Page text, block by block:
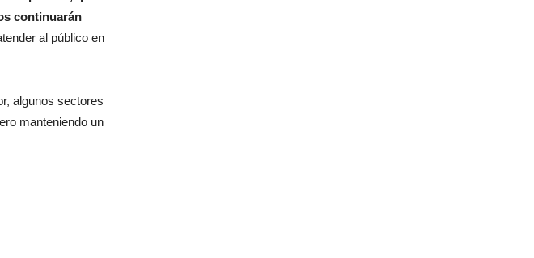
continuarán
al público en
algunos sectores
manteniendo un